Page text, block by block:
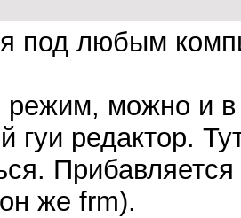
под любым
можно и в
гуи редактор.
же frm).